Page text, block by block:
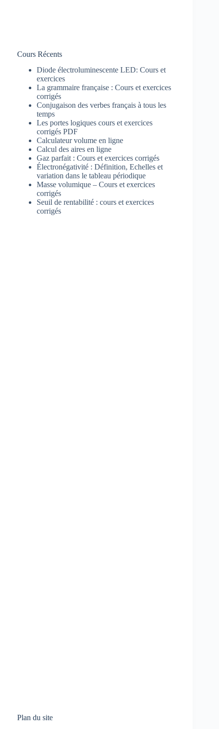
Cours Récents
Diode électroluminescente LED: Cours et
exercices
La grammaire française : Cours et exercices
corrigés
Conjugaison des verbes français à tous les
temps
Les portes logiques cours et exercices
corrigés PDF
Calculateur volume en ligne
Calcul des aires en ligne
Gaz parfait : Cours et exercices corrigés
Électronégativité : Définition, Echelles et
variation dans le tableau périodique
Masse volumique – Cours et exercices
corrigés
Seuil de rentabilité : cours et exercices
corrigés
Plan du site